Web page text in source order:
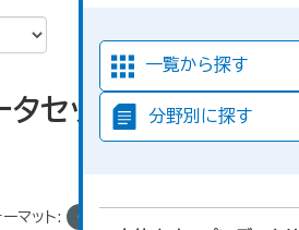
一覧から探す
分野別に探す
セットが見つか
ーマット: CSV